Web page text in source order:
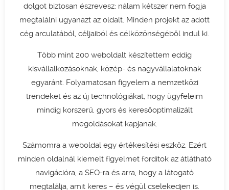
dolgot biztosan észrevesz: nálam kétszer nem fogja
megtalálni ugyanazt az oldalt. Minden projekt az adott
cég arculatából, céljaiból és célközönségéből indul ki.
Több mint 200 weboldalt készítettem eddig
kisvállalkozásoknak, közép- és nagyvállalatoknak
egyaránt. Folyamatosan figyelem a nemzetközi
trendeket és az új technológiákat, hogy ügyfeleim
mindig korszerű, gyors és keresőoptimalizált
megoldásokat kapjanak.
Számomra a weboldal egy értékesítési eszköz. Ezért
minden oldalnál kiemelt figyelmet fordítok az átlátható
navigációra, a SEO-ra és arra, hogy a látogató
megtalálja, amit keres – és végül cselekedjen is.